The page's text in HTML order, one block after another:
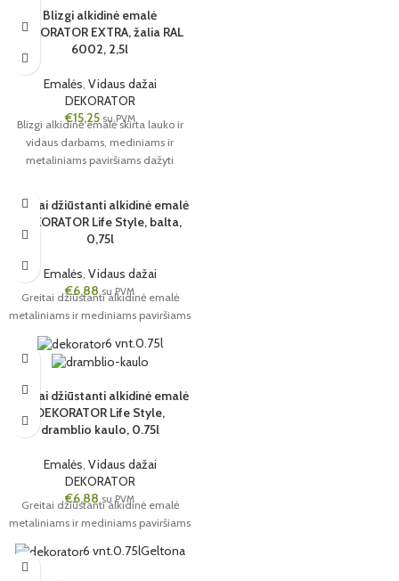
Blizgi alkidinė emalė
DEKORATOR EXTRA, žalia RAL
6002, 2,5l
Emalės, Vidaus dažai
DEKORATOR
€15,25 su PVM
Blizgi alkidinė emalė skirta lauko ir
vidaus darbams, mediniams ir
metaliniams paviršiams dažyti
Greitai džiūstanti alkidinė emalė
DEKORATOR Life Style, balta,
0,75l
Emalės, Vidaus dažai
€6,88 su PVM
Greitai džiūstanti alkidinė emalė
metaliniams ir mediniams paviršiams
6 vnt.0.75l
Greitai džiūstanti alkidinė emalė
DEKORATOR Life Style,
dramblio kaulo, 0.75l
Emalės, Vidaus dažai
DEKORATOR
€6,88 su PVM
Greitai džiūstanti alkidinė emalė
metaliniams ir mediniams paviršiams
6 vnt.0.75lGeltona